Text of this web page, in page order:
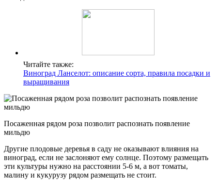
Читайте также:
Виноград Ланселот: описание сорта, правила посадки и
выращивания
Посаженная рядом роза позволит распознать появление
мильдю
Другие плодовые деревья в саду не оказывают влияния на
виноград, если не заслоняют ему солнце. Поэтому размещать
эти культуры нужно на расстоянии 5-6 м, а вот томаты,
малину и кукурузу рядом размещать не стоит.